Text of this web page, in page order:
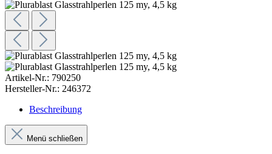
Artikel-Nr.: 790250
Hersteller-Nr.: 246372
Beschreibung
Menü schließen